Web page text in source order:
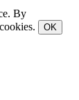
By
OK